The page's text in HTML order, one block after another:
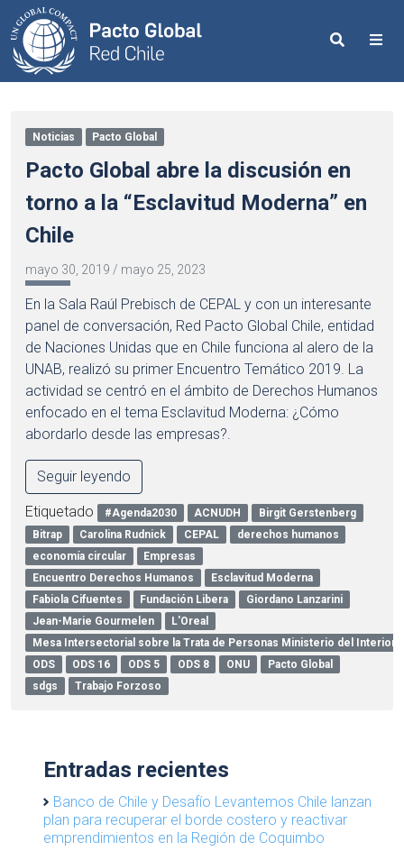
Search
Noticias Pacto Global
Pacto Global abre la discusión en
torno a la “Esclavitud Moderna” en
Chile
mayo 30, 2019 / mayo 25, 2023
En la Sala Raúl Prebisch de CEPAL y con un interesante
panel de conversación, Red Pacto Global Chile, entidad
de Naciones Unidas que en Chile funciona al alero de la
UNAB, realizó su primer Encuentro Temático 2019. La
actividad se centró en el ámbito de Derechos Humanos
enfocado en el tema Esclavitud Moderna: ¿Cómo
abordarlo desde las empresas?.
Seguir leyendo
Etiquetado #Agenda2030 ACNUDH
Birgit Gerstenberg
Bitrap
Carolina Rudnick CEPAL
derechos humanos
economía circular
Empresas
Encuentro Derechos Humanos
Esclavitud Moderna
Fabiola Cifuentes
Fundación Libera
Giordano Lanzarini
Jean-Marie Gourmelen
L'Oreal
Mesa Intersectorial sobre la Trata de Personas Ministerio del Interior y
ODS
ODS 16 ODS 5 ODS 8 ONU
Pacto Global
sdgs
Trabajo Forzoso
Entradas recientes
Banco de Chile y Desafío Levantemos Chile lanzan
plan para recuperar el borde costero y reactivar
emprendimientos en la Región de Coquimbo